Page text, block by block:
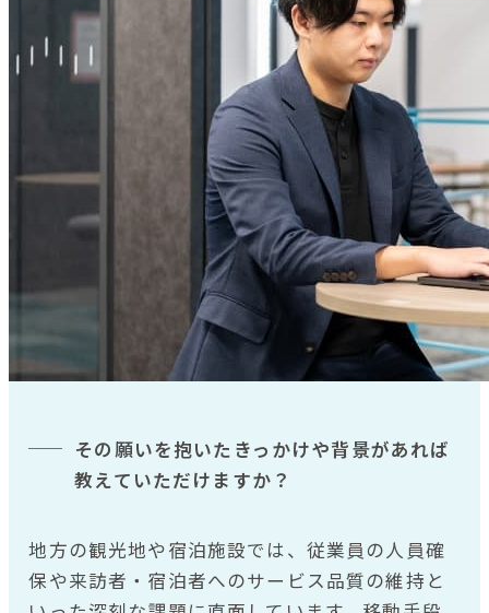
その願いを抱いたきっかけや背景があれば
教えていただけますか？
地方の観光地や宿泊施設では、従業員の人員確
保や来訪者・宿泊者へのサービス品質の維持と